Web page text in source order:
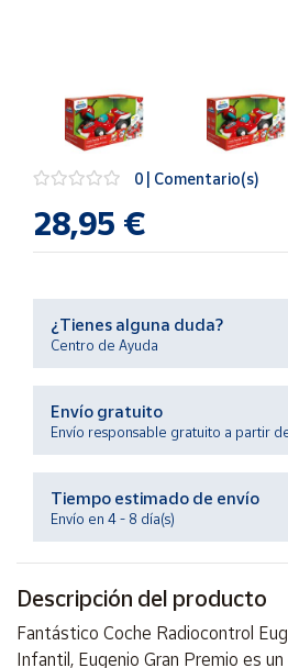
de Correos
Market
Productos
Centro
de ayuda
Contacto
Vendedores
Mapa de
vendedores
vendedor
Área
vendedor
0 | Comentario(s)
28,95 €
¿Tienes alguna duda?
Centro de Ayuda
Envío gratuito
Envío responsable gratuito a partir
Tiempo estimado de envío
Envío en 4 - 8 día(s)
Descripción del producto
Fantástico Coche Radiocontrol
Infantil, Eugenio Gran Premio es